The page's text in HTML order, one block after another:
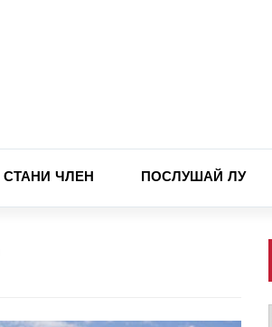
СТАНИ ЧЛЕН ПОСЛУШАЙ ЛУ